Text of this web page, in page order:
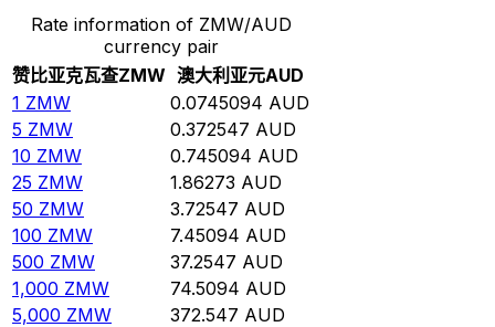
Rate information of ZMW/AUD
currency pair
赞比亚克瓦查ZMW 澳大利亚元AUD
1 ZMW 0.0745094 AUD
5 ZMW 0.372547 AUD
10 ZMW 0.745094 AUD
25 ZMW 1.86273 AUD
50 ZMW 3.72547 AUD
100 ZMW 7.45094 AUD
500 ZMW 37.2547 AUD
1,000 ZMW 74.5094 AUD
5,000 ZMW 372.547 AUD